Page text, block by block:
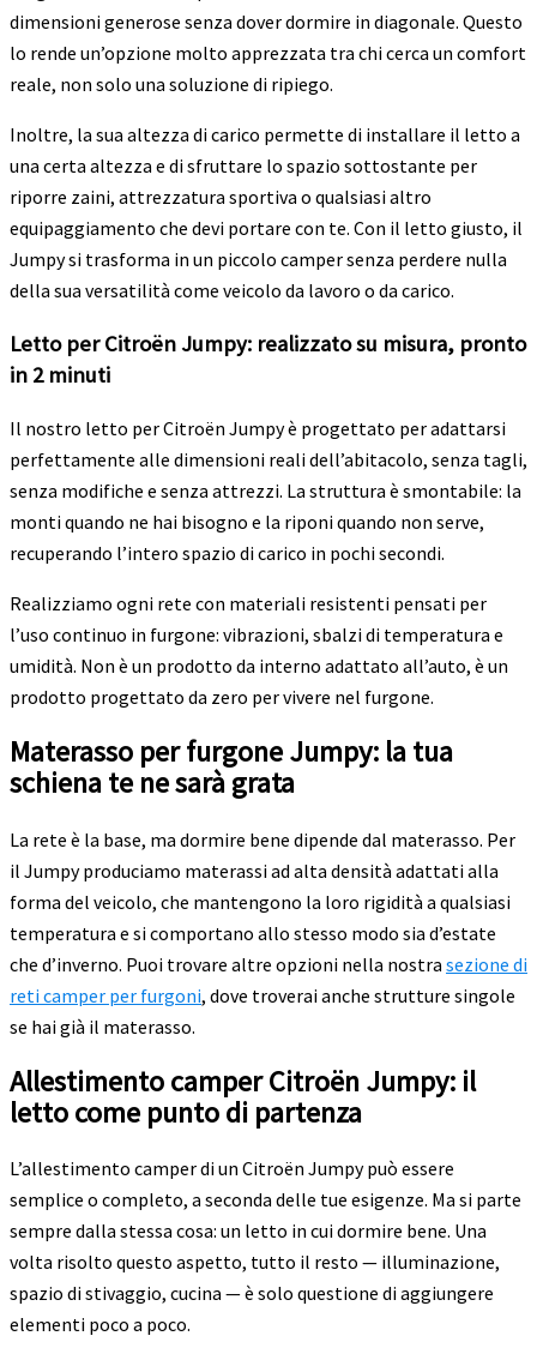
dimensioni generose senza dover dormire in diagonale. Questo
lo rende un’opzione molto apprezzata tra chi cerca un comfort
reale, non solo una soluzione di ripiego.
Inoltre, la sua altezza di carico permette di installare il letto a
una certa altezza e di sfruttare lo spazio sottostante per
riporre zaini, attrezzatura sportiva o qualsiasi altro
equipaggiamento che devi portare con te. Con il letto giusto, il
Jumpy si trasforma in un piccolo camper senza perdere nulla
della sua versatilità come veicolo da lavoro o da carico.
Letto per Citroën Jumpy: realizzato su misura, pronto
in 2 minuti
Il nostro letto per Citroën Jumpy è progettato per adattarsi
perfettamente alle dimensioni reali dell’abitacolo, senza tagli,
senza modifiche e senza attrezzi. La struttura è smontabile: la
monti quando ne hai bisogno e la riponi quando non serve,
recuperando l’intero spazio di carico in pochi secondi.
Realizziamo ogni rete con materiali resistenti pensati per
l’uso continuo in furgone: vibrazioni, sbalzi di temperatura e
umidità. Non è un prodotto da interno adattato all’auto, è un
prodotto progettato da zero per vivere nel furgone.
Materasso per furgone Jumpy: la tua
schiena te ne sarà grata
La rete è la base, ma dormire bene dipende dal materasso. Per
il Jumpy produciamo materassi ad alta densità adattati alla
forma del veicolo, che mantengono la loro rigidità a qualsiasi
temperatura e si comportano allo stesso modo sia d’estate
che d’inverno. Puoi trovare altre opzioni nella nostra sezione di
reti camper per furgoni, dove troverai anche strutture singole
se hai già il materasso.
Allestimento camper Citroën Jumpy: il
letto come punto di partenza
L’allestimento camper di un Citroën Jumpy può essere
semplice o completo, a seconda delle tue esigenze. Ma si parte
sempre dalla stessa cosa: un letto in cui dormire bene. Una
volta risolto questo aspetto, tutto il resto — illuminazione,
spazio di stivaggio, cucina — è solo questione di aggiungere
elementi poco a poco.